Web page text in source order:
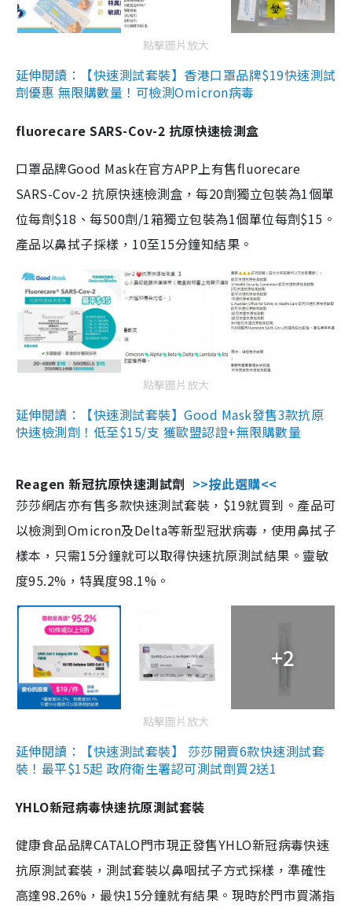
點擊圖片放大
延伸閱讀：【快速測試套裝】香港口罩品牌$19快速測試
劑優惠 無限購數量！可檢測Omicron病毒
fluorecare SARS-Cov-2 抗原快速檢測盒
口罩品牌Good Mask在官方APP上有售fluorecare
SARS-Cov-2 抗原快速檢測盒，每20劑獨立包裝為1個單
位每劑$18、每500劑/1箱獨立包裝為1個單位每劑$15。
產品以鼻拭子採樣，10至15分鐘知結果。
點擊圖片放大
延伸閱讀：【快速測試套裝】Good Mask發售3款抗原
快速檢測劑！低至$15/支 獲歐盟認證+無限購數量
Reagen 新冠抗原快速測試劑 >>按此選購<<
莎莎網店亦有售多款快速測試套裝，$19就買到。產品可
以檢測到Omicron及Delta等新型冠狀病毒，使用鼻拭子
樣本，只需15分鐘就可以取得快速抗原測試結果。靈敏
度95.2%，特異度98.1%。
+2
點擊圖片放大
延伸閱讀：【快速測試套裝】 莎莎開賣6款快速測試套
裝！最平$15起 政府衛生署認可測試劑買2送1
YHLO新冠病毒快速抗原測試套裝
健康食品品牌CATALO門市現正發售YHLO新冠病毒快速
抗原測試套裝，測試套裝以鼻咽拭子方式採樣，準確性
高達98.26%，最快15分鐘就有結果。現時於門市買滿指